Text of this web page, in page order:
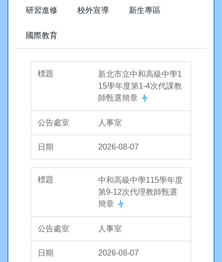
中和夥伴
處室章則
分機信箱
意見反映
研習進修 校外宣導 新生專區
國際教育
新北市立中和高級中學1
15學年度第1-4次代課教
師甄選簡章
人事室
2026-08-07
中和高級中學115學年度
第9-12次代理教師甄選
簡章
人事室
2026-08-07